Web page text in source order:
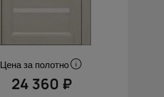
Цена за полотно
24 360 ₽